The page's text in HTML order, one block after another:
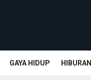
GAYA HIDUP HIBURAN